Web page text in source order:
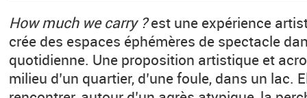
How much we carry ?est une expérience
crée des espaces éphémères de spectacle
quotidienne. Une proposition artistique et
milieu d’un quartier, d’une foule, dans un lac.